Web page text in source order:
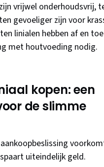
vrijwel onderhoudsvrij,
gevoeliger zijn voor
linialen hebben af en
met houtvoeding nodig.
kopen: een
de slimme
uiteindelijk geld.